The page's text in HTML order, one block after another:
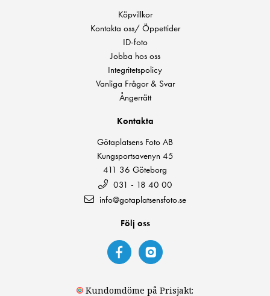
Köpvillkor
Kontakta oss/ Öppettider
ID-foto
Jobba hos oss
Integritetspolicy
Vanliga Frågor & Svar
Ångerrätt
Kontakta
Götaplatsens Foto AB
Kungsportsavenyn 45
411 36 Göteborg
031 - 18 40 00
info@gotaplatsensfoto.se
Följ oss